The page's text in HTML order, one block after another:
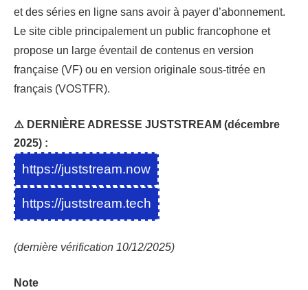
et des séries en ligne sans avoir à payer d’abonnement.
Le site cible principalement un public francophone et
propose un large éventail de contenus en version
française (VF) ou en version originale sous-titrée en
français (VOSTFR).
⚠️ DERNIÈRE ADRESSE JUSTSTREAM (décembre
2025) :
https://juststream.now
https://juststream.tech
(dernière vérification 10/12/2025)
Note